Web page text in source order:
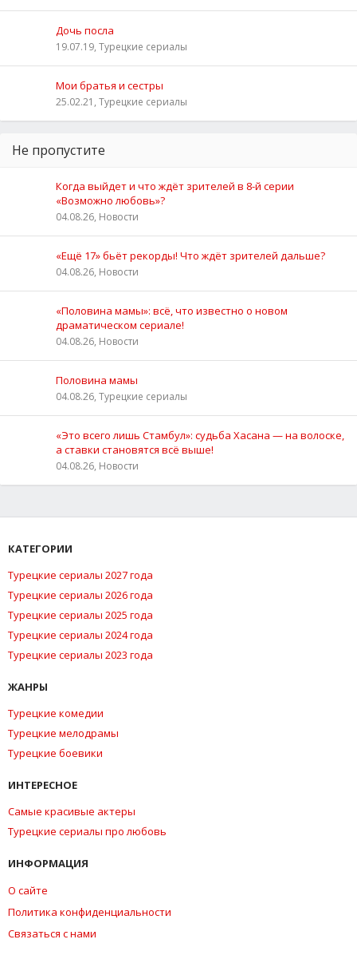
Дочь посла
19.07.19, Турецкие сериалы
Мои братья и сестры
25.02.21, Турецкие сериалы
Не пропустите
Когда выйдет и что ждёт зрителей в 8-й серии
«Возможно любовь»?
04.08.26, Новости
«Ещё 17» бьёт рекорды! Что ждёт зрителей дальше?
04.08.26, Новости
«Половина мамы»: всё, что известно о новом
драматическом сериале!
04.08.26, Новости
Половина мамы
04.08.26, Турецкие сериалы
«Это всего лишь Стамбул»: судьба Хасана — на волоске,
а ставки становятся всё выше!
04.08.26, Новости
КАТЕГОРИИ
Турецкие сериалы 2027 года
Турецкие сериалы 2026 года
Турецкие сериалы 2025 года
Турецкие сериалы 2024 года
Турецкие сериалы 2023 года
ЖАНРЫ
Турецкие комедии
Турецкие мелодрамы
Турецкие боевики
ИНТЕРЕСНОЕ
Самые красивые актеры
Турецкие сериалы про любовь
ИНФОРМАЦИЯ
О сайте
Политика конфиденциальности
Связаться с нами